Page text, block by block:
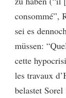
consommé”,
sei es
müssen:
cette
les travaux
belastet